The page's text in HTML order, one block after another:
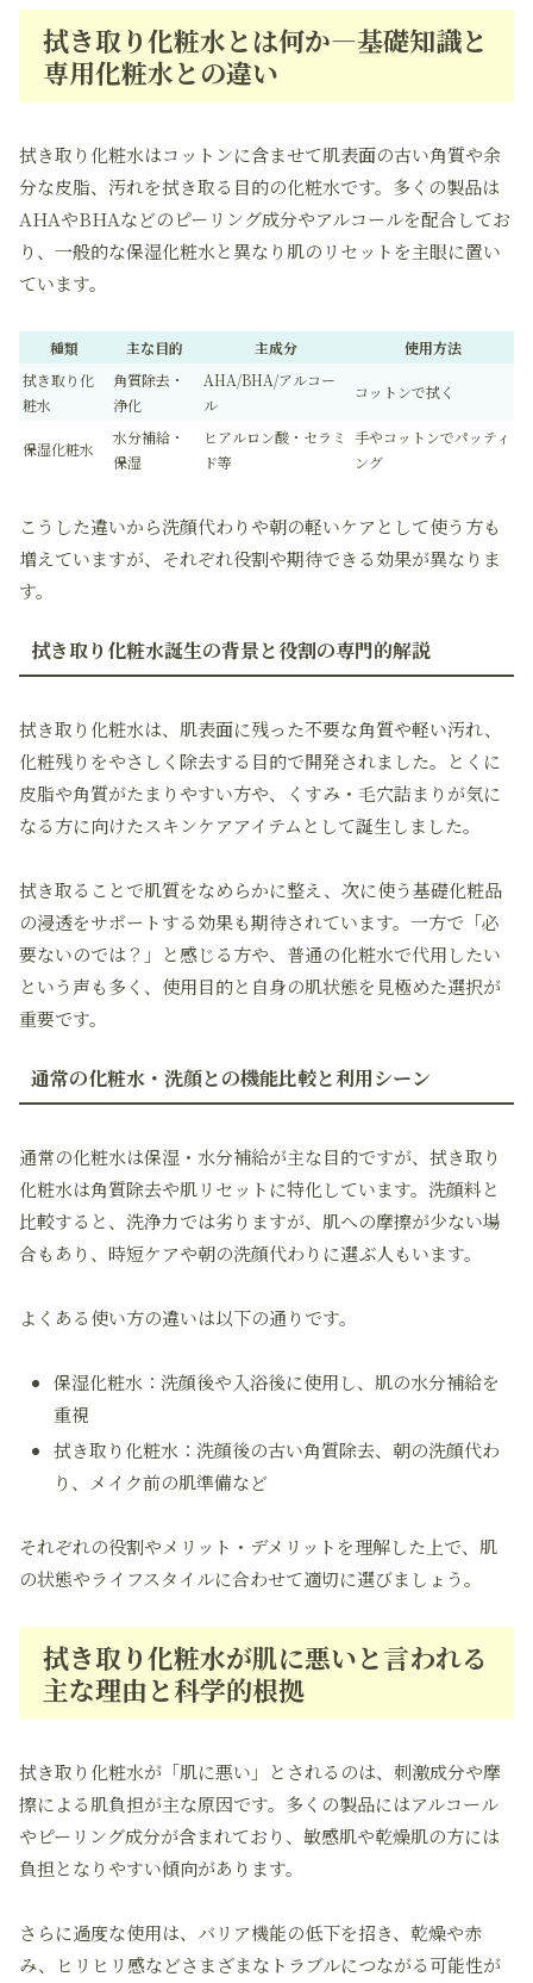
拭き取り化粧水とは何か―基礎知識と
専用化粧水との違い
拭き取り化粧水はコットンに含ませて肌表面の古い角質や余
分な皮脂、汚れを拭き取る目的の化粧水です。多くの製品は
AHAやBHAなどのピーリング成分やアルコールを配合してお
り、一般的な保湿化粧水と異なり肌のリセットを主眼に置い
ています。
種類 主な目的 主成分
使用方法
拭き取り化
粧水
角質除去・
浄化
AHA/BHA/アルコー
ル
コットンで拭く
保湿化粧水
水分補給・
保湿
ヒアルロン酸・セラミ
ド等
手やコットンでパッティ
ング
こうした違いから洗顔代わりや朝の軽いケアとして使う方も
増えていますが、それぞれ役割や期待できる効果が異なりま
す。
拭き取り化粧水誕生の背景と役割の専門的解説
拭き取り化粧水は、肌表面に残った不要な角質や軽い汚れ、
化粧残りをやさしく除去する目的で開発されました。とくに
皮脂や角質がたまりやすい方や、くすみ・毛穴詰まりが気に
なる方に向けたスキンケアアイテムとして誕生しました。
拭き取ることで肌質をなめらかに整え、次に使う基礎化粧品
の浸透をサポートする効果も期待されています。一方で「必
要ないのでは？」と感じる方や、普通の化粧水で代用したい
という声も多く、使用目的と自身の肌状態を見極めた選択が
重要です。
通常の化粧水・洗顔との機能比較と利用シーン
通常の化粧水は保湿・水分補給が主な目的ですが、拭き取り
化粧水は角質除去や肌リセットに特化しています。洗顔料と
比較すると、洗浄力では劣りますが、肌への摩擦が少ない場
合もあり、時短ケアや朝の洗顔代わりに選ぶ人もいます。
よくある使い方の違いは以下の通りです。
保湿化粧水：洗顔後や入浴後に使用し、肌の水分補給を
重視
拭き取り化粧水：洗顔後の古い角質除去、朝の洗顔代わ
り、メイク前の肌準備など
それぞれの役割やメリット・デメリットを理解した上で、肌
の状態やライフスタイルに合わせて適切に選びましょう。
拭き取り化粧水が肌に悪いと言われる
主な理由と科学的根拠
拭き取り化粧水が「肌に悪い」とされるのは、刺激成分や摩
擦による肌負担が主な原因です。多くの製品にはアルコール
やピーリング成分が含まれており、敏感肌や乾燥肌の方には
負担となりやすい傾向があります。
さらに過度な使用は、バリア機能の低下を招き、乾燥や赤
み、ヒリヒリ感などさまざまなトラブルにつながる可能性が